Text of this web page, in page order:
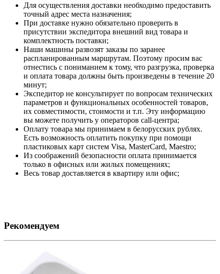
Для осуществления доставки необходимо предоставить
точный адрес места назначения;
При доставке нужно обязательно проверить в
присутствии экспедитора внешний вид товара и
комплектность поставки;
Наши машины развозят заказы по заранее
распланированным маршрутам. Поэтому просим вас
отнестись с пониманием к тому, что разгрузка, проверка
и оплата товара должны быть произведены в течение 20
минут;
Экспедитор не консультирует по вопросам технических
параметров и функциональных особенностей товаров,
их совместимости, стоимости и т.п. Эту информацию
вы можете получить у операторов call-центра;
Оплату товара мы принимаем в белорусских рублях.
Есть возможность оплатить покупку при помощи
пластиковых карт систем Visa, MasterCard, Maestro;
Из соображений безопасности оплата принимается
только в офисных или жилых помещениях;
Весь товар доставляется в квартиру или офис;
Рекомендуем